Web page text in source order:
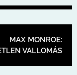
MAX MONROE:
VALLOMÁS